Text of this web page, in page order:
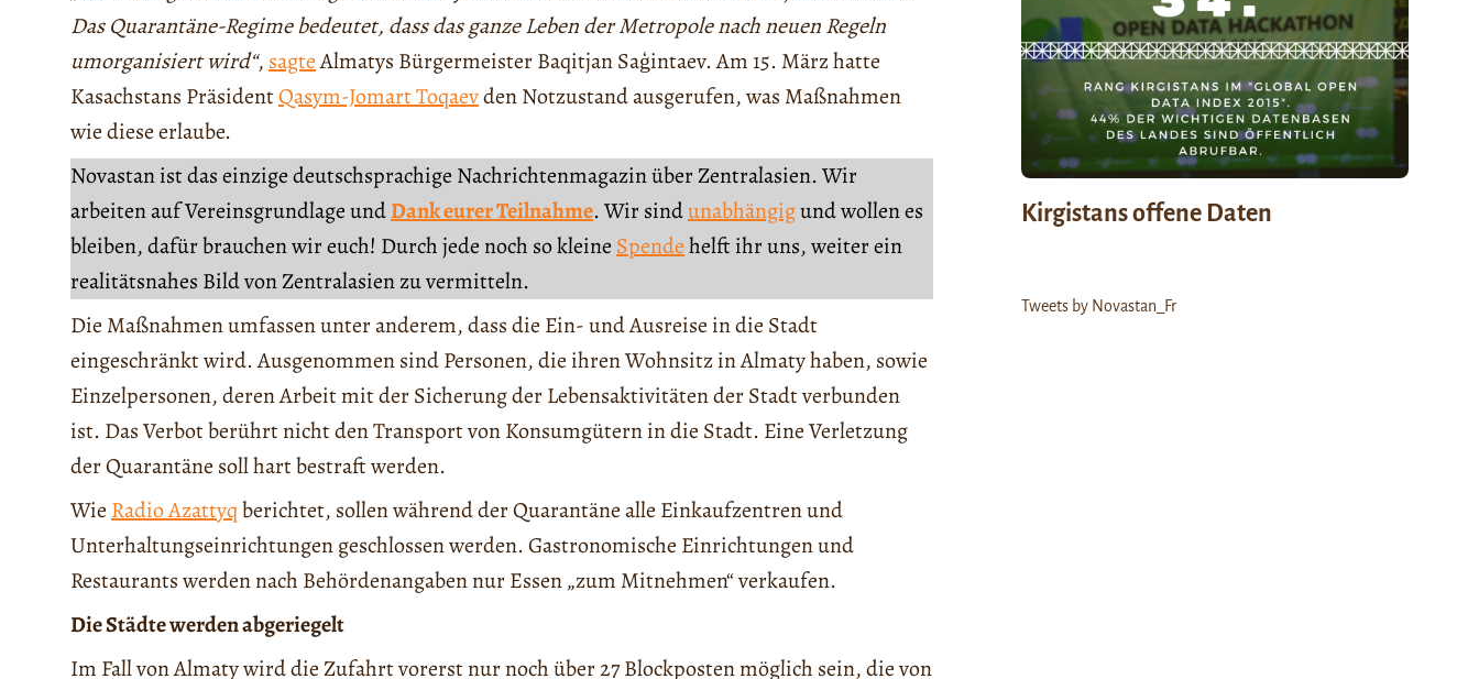
Das Quarantäne-Regime bedeutet, dass das ganze Leben der Metropole nach neuen Regeln
umorganisiert wird“, sagteAlmatys Bürgermeister Baqitjan Saģintaev. Am 15. März hatte
Kasachstans PräsidentQasym-Jomart Toqaevden Notzustand ausgerufen, was Maßnahmen
wie diese erlaube.
Novastan ist das einzige deutschsprachige Nachrichtenmagazin über Zentralasien. Wir
arbeiten auf Vereinsgrundlage undDank eurer Teilnahme. Wir sindunabhängigund wollen es
bleiben, dafür brauchen wir euch! Durch jede noch so kleine Spendehelft ihr uns, weiter ein
realitätsnahes Bild von Zentralasien zu vermitteln.
Die Maßnahmen umfassen unter anderem, dass die Ein- und Ausreise in die Stadt
eingeschränkt wird. Ausgenommen sind Personen, die ihren Wohnsitz in Almaty haben, sowie
Einzelpersonen, deren Arbeit mit der Sicherung der Lebensaktivitäten der Stadt verbunden
ist. Das Verbot berührt nicht den Transport von Konsumgütern in die Stadt. Eine Verletzung
der Quarantäne soll hart bestraft werden.
Wie Radio Azattyqberichtet, sollen während der Quarantäne alle Einkaufzentren und
Unterhaltungseinrichtungen geschlossen werden. Gastronomische Einrichtungen und
Restaurants werden nach Behördenangaben nur Essen „zum Mitnehmen“ verkaufen.
Die Städte werden abgeriegelt
Im Fall von Almaty wird die Zufahrt vorerst nur noch über 27 Blockposten möglich sein, die von
Kirgistans offene Daten
Tweets by Novastan_Fr